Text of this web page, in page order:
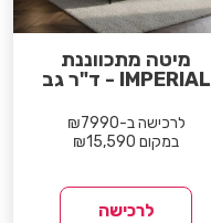
מיטה מתכווננת
IMPERIAL - ד"ר גב
לרכישה ב-₪7990
במקום ₪15,590
לרכישה